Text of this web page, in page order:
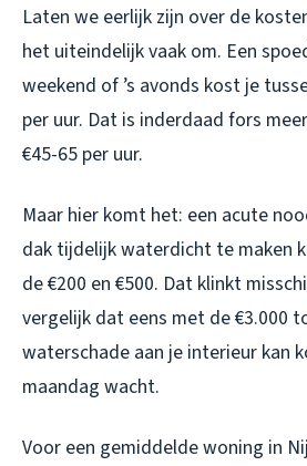
Laten we eerlijk zijn over de
het uiteindelijk vaak om. Een
weekend of ’s avonds kost je
per uur. Dat is inderdaad fors
€45-65 per uur.
Maar hier komt het: een acute
dak tijdelijk waterdicht te maken
de €200 en €500. Dat klinkt
vergelijk dat eens met de €3.000
waterschade aan je interieur kan
maandag wacht.
Voor een gemiddelde woning in